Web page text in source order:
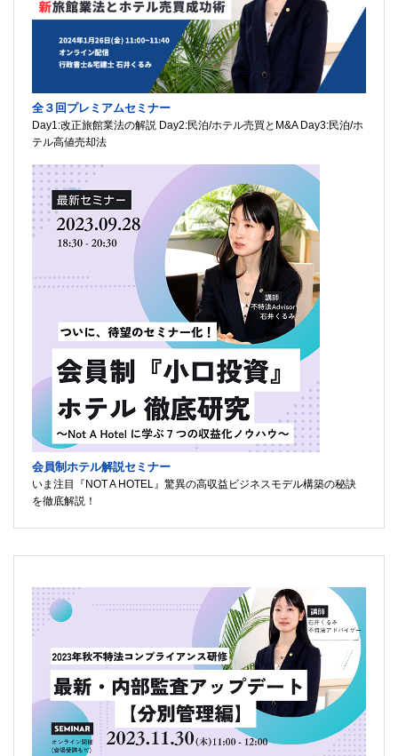
全３回プレミアムセミナー
Day1:改正旅館業法の解説 Day2:民泊/ホテル売買とM&A Day3:民泊/ホ
テル高値売却法
会員制ホテル解説セミナー
いま注目『NOT A HOTEL』驚異の高収益ビジネスモデル構築の秘訣
を徹底解説！